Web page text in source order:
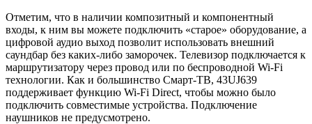
Отметим, что в наличии композитный и компонентный
входы, к ним вы можете подключить «старое» оборудование, а
цифровой аудио выход позволит использовать внешний
саундбар без каких-либо заморочек. Телевизор подключается к
маршрутизатору через провод или по беспроводной Wi-Fi
технологии. Как и большинство Смарт-ТВ, 43UJ639
поддерживает функцию Wi-Fi Direct, чтобы можно было
подключить совместимые устройства. Подключение
наушников не предусмотрено.